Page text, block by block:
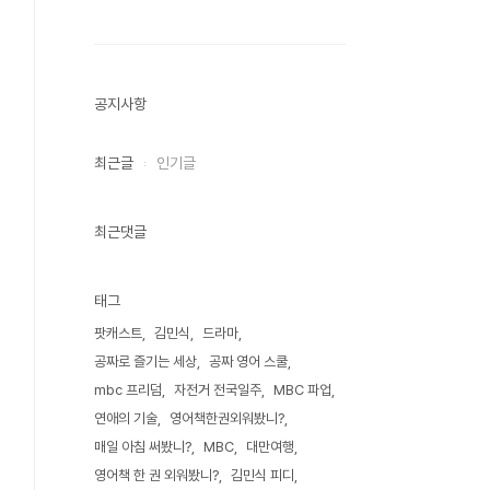
공지사항
최근글 인기글
최근댓글
태그
팟캐스트 김민식
드라마
공짜로 즐기는 세상
공짜 영어 스쿨
mbc 프리덤
자전거 전국일주
MBC 파업
연애의 기술
영어책한권외워봤니?
매일 아침 써봤니?
MBC
대만여행
영어책 한 권 외워봤니?
김민식 피디